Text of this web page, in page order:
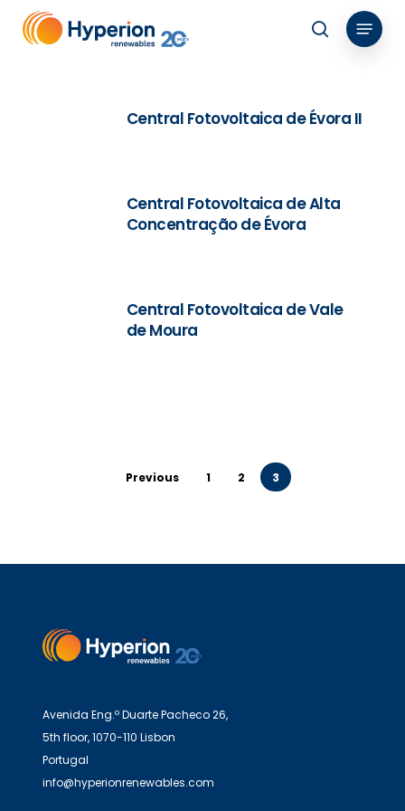
search
Menu
Central Fotovoltaica de Évora II
Central Fotovoltaica de Alta
Concentração de Évora
Central Fotovoltaica de Vale
de Moura
Previous 1 2 3
Avenida Eng.º Duarte Pacheco 26,
5th floor, 1070-110 Lisbon
Portugal
info@hyperionrenewables.com